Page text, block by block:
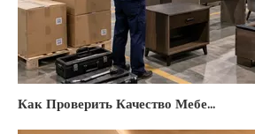
Как Проверить Качество Мебели Для Отеля Перед Отправкой Из Китая: 7-шаговый Чек-лист 2026